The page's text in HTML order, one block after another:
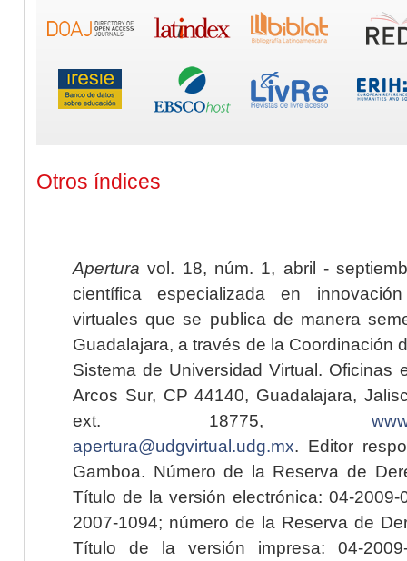
Otros índices
Apertura vol. 18, núm. 1, abril -
científica especializada en
virtuales que se publica de manera
Guadalajara, a través de la Coordinación
Sistema de Universidad Virtual. Oficinas
Arcos Sur, CP 44140, Guadalajara,
ext. 18775,
apertura@udgvirtual.udg.mx. Editor
Gamboa. Número de la Reserva de
Título de la versión electrónica: 04-2009-
2007-1094; número de la Reserva de
Título de la versión impresa: 04-2009-